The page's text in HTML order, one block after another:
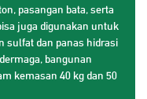
pasangan bata, serta
juga digunakan untuk
sulfat dan panas hidrasi
bangunan
kemasan 40 kg dan 50